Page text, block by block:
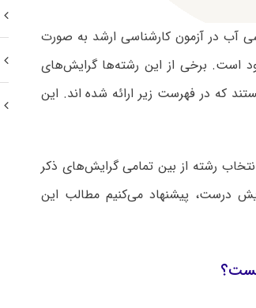
ارشد ۱۴۰۵، علوم و مهندسی آب در آزمون کارشناسی ارشد به صورت
است. برخی از این رشته‌ها گرایش‌های
که در فهرست زیر ارائه شده اند. این
رشته از بین تمامی گرایش‌های ذکر
درست، پیشنهاد می‌کنیم مطالب این